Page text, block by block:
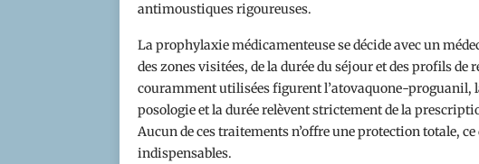
antimoustiques rigoureuses.
La prophylaxie médicamenteuse se décide avec un
des zones visitées, de la durée du séjour et des profils
couramment utilisées figurent l’atovaquone-proguanil,
posologie et la durée relèvent strictement de la
Aucun de ces traitements n’offre une protection totale,
indispensables.